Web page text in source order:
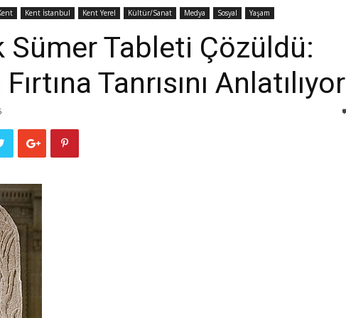
Kent İstanbul Kent Yerel Kültür/Sanat Medya Sosyal Yaşam
Sümer Tableti Çözüldü:
Tanrısını Anlatılıyor